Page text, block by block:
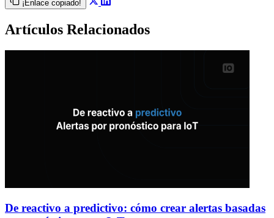
¡Enlace copiado!
Artículos Relacionados
De reactivo a predictivo: cómo crear alertas basadas